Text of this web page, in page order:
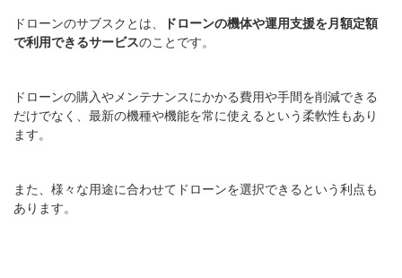
ドローンのサブスクとは、
ドローンの機体や運用支援を月額定額
で利用できるサービスのことです。
ドローンの購入やメンテナンスにかかる費用や手間を削減できる
だけでなく、最新の機種や機能を常に使えるという柔軟性もあり
ます。
また、様々な用途に合わせてドローンを選択できるという利点も
あります。